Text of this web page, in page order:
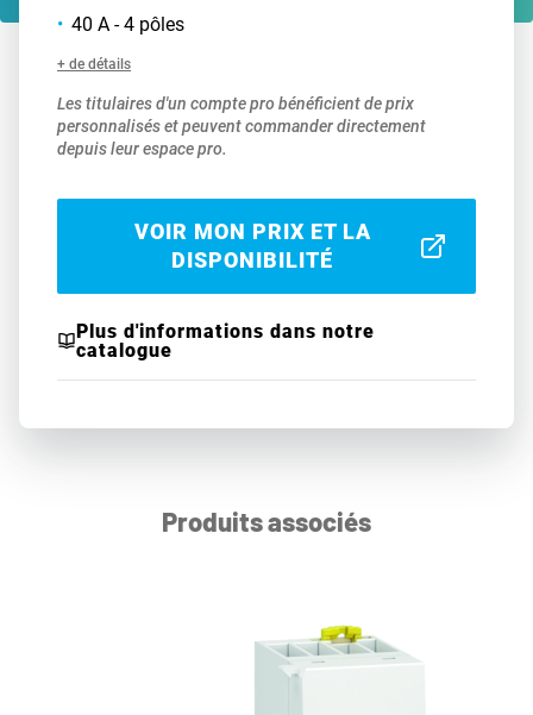
40 A - 4 pôles
+ de détails
Les titulaires d'un compte pro bénéficient de prix
personnalisés et peuvent commander directement
depuis leur espace pro.
VOIR MON PRIX ET LA
DISPONIBILITÉ
Plus d'informations dans notre
catalogue
Produits associés